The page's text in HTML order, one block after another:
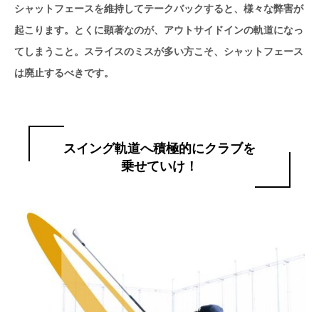
シャットフェースを維持してテークバックすると、様々な弊害が
起こります。とくに顕著なのが、アウトサイドインの軌道になっ
てしまうこと。スライスのミスが多い方こそ、シャットフェース
は廃止するべきです。
スイング軌道へ積極的にクラブを
乗せていけ！